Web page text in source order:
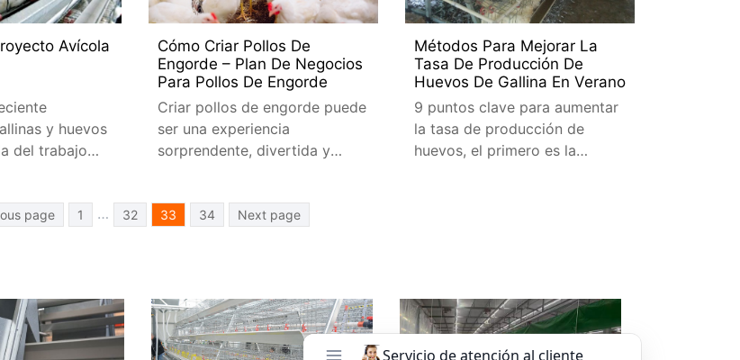
Avícola
y huevos
del trabajo
a la
Cómo Criar Pollos De
Engorde – Plan De Negocios
Para Pollos De Engorde
Criar pollos de engorde puede
ser una experiencia
sorprendente, divertida y
Métodos Para Mejorar La
Tasa De Producción De
Huevos De Gallina En Verano
9 puntos clave para aumentar
la tasa de producción de
huevos, el primero es la
Posts
page 1 … 32 33 34 Next page